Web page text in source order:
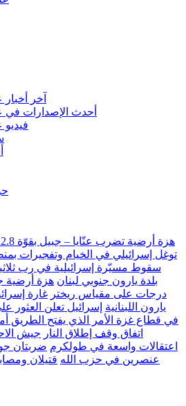
آخر
أحدث الإصدارات في
فيديو
هزة أرضية تضرب عنّايا – جبيل بقوّة 2.8 درجات على مقياس ريختر
توغل إسرائيلي في الخيام وتفجيرات
سقوط مسيّرة إسرائيلية في رب
بلدة يارون جنوبي لبنان
درجات على مقياس ريختر غارة
يارون اللبنانية إسرائيل تعلن العثور
في قطاع غزة الأمر الذي يفتح الطريق
اتفاق وقف إطلاق النار جيش
اعتقالات واسعة في طولكرم ضربتان
عنصرين في حزب الله